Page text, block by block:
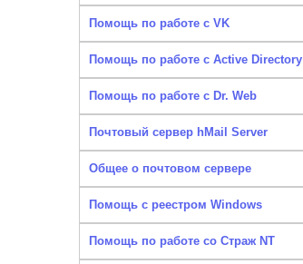
Помощь по работе с VK
Помощь по работе с Active Directory
Помощь по работе с Dr. Web
Почтовый сервер hMail Server
Общее о почтовом сервере
Помощь с реестром Windows
Помощь по работе со Страж NT